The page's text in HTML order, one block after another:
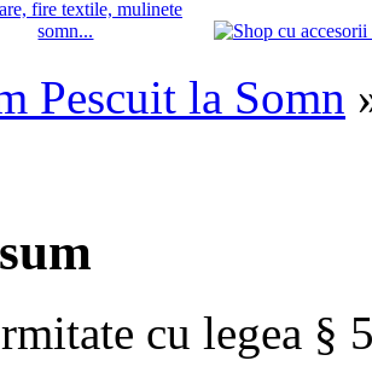
Pescuit la Somn
cu legea §